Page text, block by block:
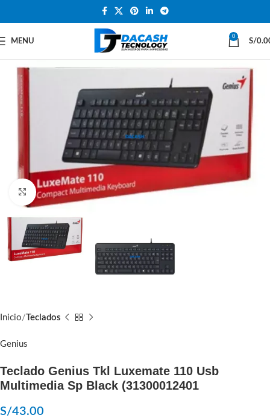
MENU
0
S/
Click to enlarge
Inicio Teclados
Genius
Teclado Genius Tkl Luxemate 110 Usb
Multimedia Sp Black (31300012401
S/43.00